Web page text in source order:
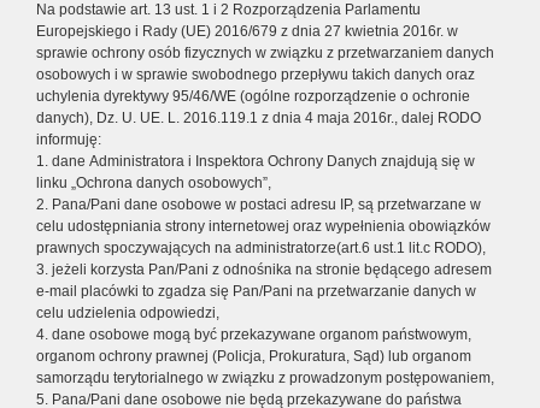
Na podstawie art. 13 ust. 1 i 2 Rozporządzenia Parlamentu
Europejskiego i Rady (UE) 2016/679 z dnia 27 kwietnia 2016r. w
sprawie ochrony osób fizycznych w związku z przetwarzaniem danych
osobowych i w sprawie swobodnego przepływu takich danych oraz
uchylenia dyrektywy 95/46/WE (ogólne rozporządzenie o ochronie
danych), Dz. U. UE. L. 2016.119.1 z dnia 4 maja 2016r., dalej RODO
informuję:
1. dane Administratora i Inspektora Ochrony Danych znajdują się w
linku „Ochrona danych osobowych”,
2. Pana/Pani dane osobowe w postaci adresu IP, są przetwarzane w
celu udostępniania strony internetowej oraz wypełnienia obowiązków
prawnych spoczywających na administratorze(art.6 ust.1 lit.c RODO),
3. jeżeli korzysta Pan/Pani z odnośnika na stronie będącego adresem
e-mail placówki to zgadza się Pan/Pani na przetwarzanie danych w
celu udzielenia odpowiedzi,
4. dane osobowe mogą być przekazywane organom państwowym,
organom ochrony prawnej (Policja, Prokuratura, Sąd) lub organom
samorządu terytorialnego w związku z prowadzonym postępowaniem,
5. Pana/Pani dane osobowe nie będą przekazywane do państwa